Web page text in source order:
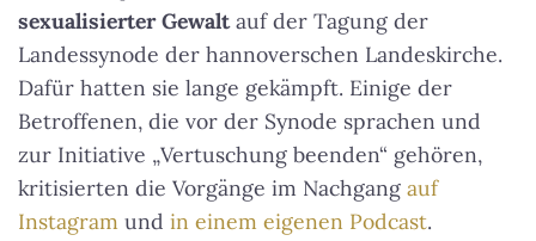
sexualisierter Gewaltauf der Tagung der
Landessynode der hannoverschen Landeskirche.
Dafür hatten sie lange gekämpft. Einige der
Betroffenen, die vor der Synode sprachen und
zur Initiative „Vertuschung beenden“ gehören,
kritisierten die Vorgänge im Nachgang auf
Instagram und in einem eigenen Podcast.